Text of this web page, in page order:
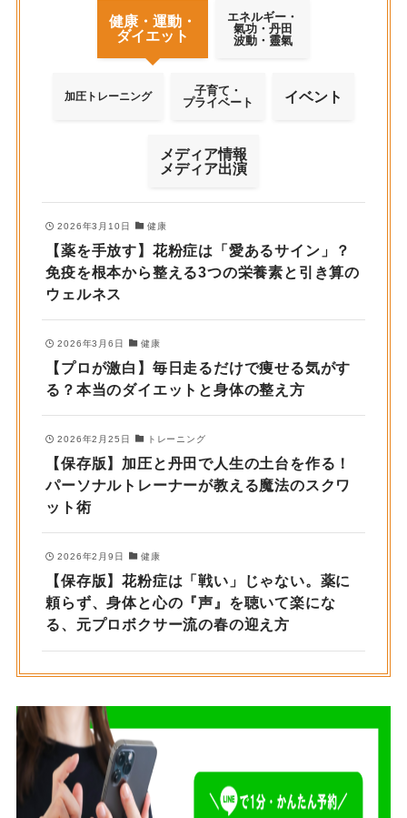
健康・運動・
ダイエット
エネルギー・
氣功・丹田
波動・靈氣
加圧トレーニング
子育て・
プライベート
イベント
メディア情報
メディア出演
2026年3月10日 健康
【薬を手放す】花粉症は「愛あるサイン」？
免疫を根本から整える3つの栄養素と引き算の
ウェルネス
2026年3月6日 健康
【プロが激白】毎日走るだけで痩せる気がす
る？本当のダイエットと身体の整え方
2026年2月25日 トレーニング
【保存版】加圧と丹田で人生の土台を作る！
パーソナルトレーナーが教える魔法のスクワ
ット術
2026年2月9日 健康
【保存版】花粉症は「戦い」じゃない。薬に
頼らず、身体と心の『声』を聴いて楽にな
る、元プロボクサー流の春の迎え方